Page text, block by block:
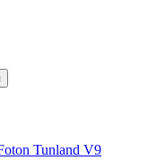
Tunland V9